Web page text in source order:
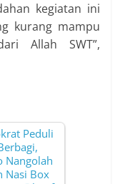
kegiatan ini
kurang mampu
Allah SWT”,